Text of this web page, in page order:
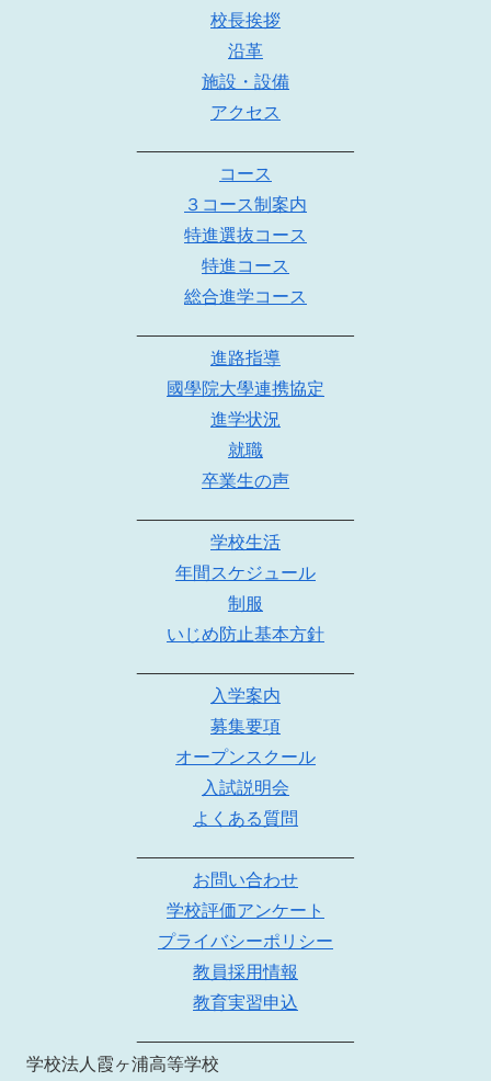
校長挨拶
沿革
施設・設備
アクセス
コース
３コース制案内
特進選抜コース
特進コース
総合進学コース
進路指導
國學院大學連携協定
進学状況
就職
卒業生の声
学校生活
年間スケジュール
制服
いじめ防止基本方針
入学案内
募集要項
オープンスクール
入試説明会
よくある質問
お問い合わせ
学校評価アンケート
プライバシーポリシー
教員採用情報
教育実習申込
学校法人霞ヶ浦高等学校